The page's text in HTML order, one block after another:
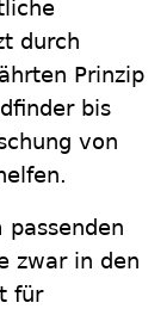
durch
Prinzip
bis
von
passenden
zwar in den
für